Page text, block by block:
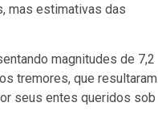
mas estimativas das
magnitudes de 7,2
tremores, que resultaram
seus entes queridos sob